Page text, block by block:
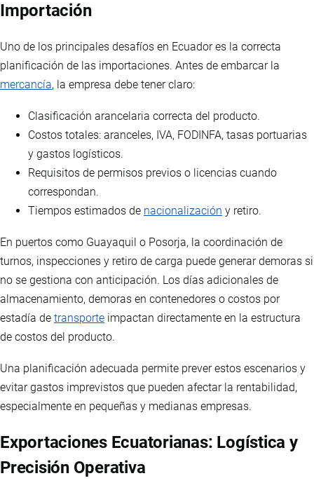
Importación
Uno de los principales desafíos en Ecuador es la correcta
planificación de las importaciones. Antes de embarcar la
mercancía, la empresa debe tener claro:
Clasificación arancelaria correcta del producto.
Costos totales: aranceles, IVA, FODINFA, tasas portuarias
y gastos logísticos.
Requisitos de permisos previos o licencias cuando
correspondan.
Tiempos estimados de nacionalización y retiro.
En puertos como Guayaquil o Posorja, la coordinación de
turnos, inspecciones y retiro de carga puede generar demoras si
no se gestiona con anticipación. Los días adicionales de
almacenamiento, demoras en contenedores o costos por
estadía de transporte impactan directamente en la estructura
de costos del producto.
Una planificación adecuada permite prever estos escenarios y
evitar gastos imprevistos que pueden afectar la rentabilidad,
especialmente en pequeñas y medianas empresas.
Exportaciones Ecuatorianas: Logística y
Precisión Operativa